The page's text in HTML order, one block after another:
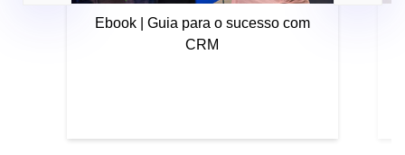
Ebook | Guia para o sucesso com
CRM